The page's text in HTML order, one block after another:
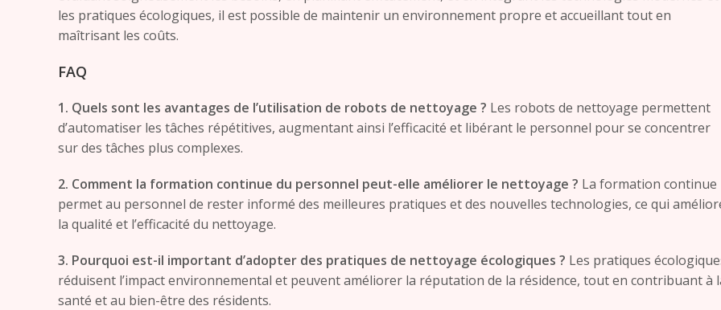
les pratiques écologiques, il est possible de maintenir un environnement propre et accueillant tout en
maîtrisant les coûts.
FAQ
1. Quels sont les avantages de l’utilisation de robots de nettoyage ? Les robots de nettoyage permettent
d’automatiser les tâches répétitives, augmentant ainsi l’efficacité et libérant le personnel pour se concentrer
sur des tâches plus complexes.
2. Comment la formation continue du personnel peut-elle améliorer le nettoyage ? La formation continue
permet au personnel de rester informé des meilleures pratiques et des nouvelles technologies, ce qui
la qualité et l’efficacité du nettoyage.
3. Pourquoi est-il important d’adopter des pratiques de nettoyage écologiques ? Les pratiques
réduisent l’impact environnemental et peuvent améliorer la réputation de la résidence, tout en contribuant à
santé et au bien-être des résidents.